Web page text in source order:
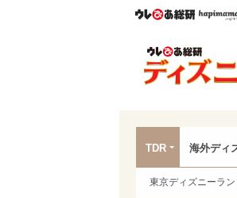
ウレぴ
TDR 海外ディ
東京ディズニーラン